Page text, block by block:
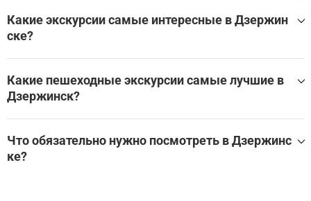
в Дзержинск на WeGoTrip
Посмотреть все экскурсси для детей в Дзержинск
Какие экскурсии самые интересные в Дзержин
ске?
РУТС (RUTS) Дзержинск 2025
Какие пешеходные экскурсии самые лучшие в
Дзержинск?
зержинск?
Что обязательно нужно посмотреть в Дзержинс
ке?